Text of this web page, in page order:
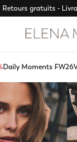
Retours gratuits -
Daily Moments FW26